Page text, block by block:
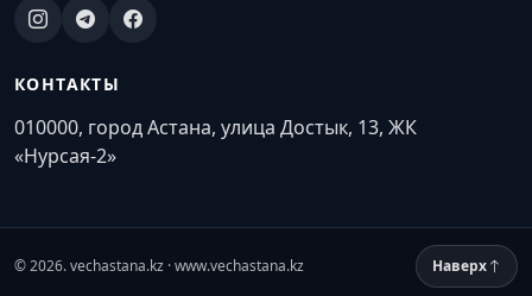
КОНТАКТЫ
010000, город Астана, улица Достык, 13, ЖК
«Нурсая-2»
© 2026. vechastana.kz · www.vechastana.kz Наверх